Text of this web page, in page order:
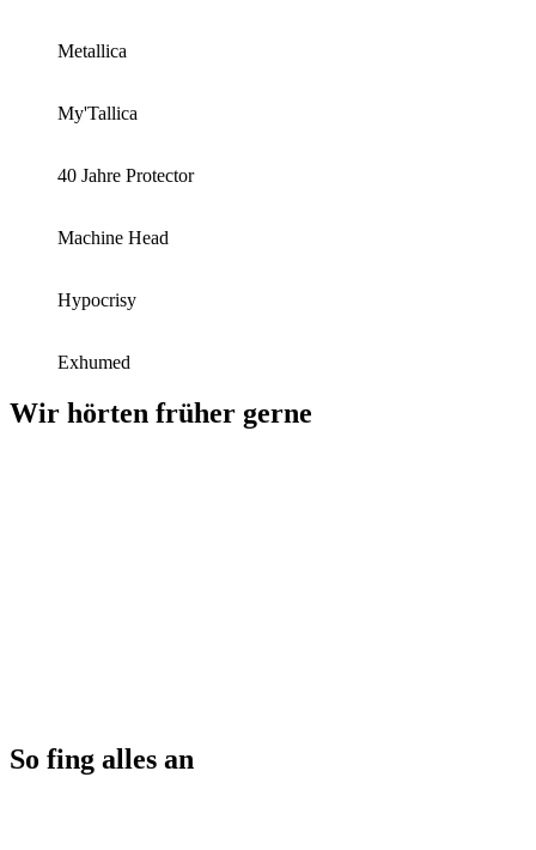
Metallica
My'Tallica
40 Jahre Protector
Machine Head
Hypocrisy
Exhumed
Wir hörten früher gerne
So fing alles an